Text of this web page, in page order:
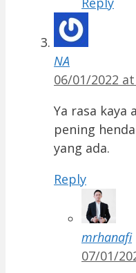
NA
06/01/2022
Ya rasa kaya
pening
yang ada.
Reply
mrhanafi
07/01/